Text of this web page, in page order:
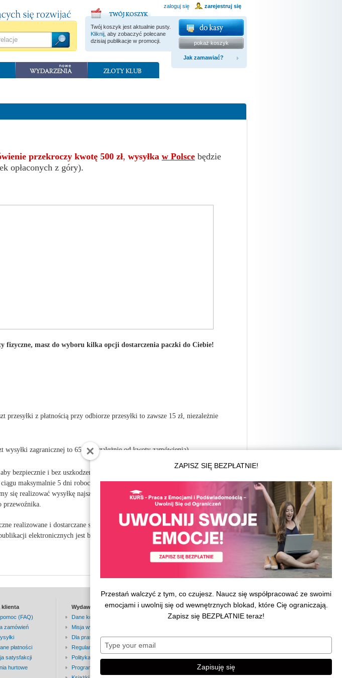
zaloguj się zarejestruj się
Twój koszyk jest aktualnie pusty.
Kliknij , aby zobaczyć polecane
dzisiaj publikacje w promocji.
pokaż koszyk
Jak zamawiać?
Wysyłka za granicę
przekroczy kwotę 500 zł, wysyłka w Polsce będzie
opłaconych z góry).
fizyczne, masz do wyboru kilka opcji dostarczenia paczki do Ciebie!
przesyłki z płatnością przy odbiorze przesyłki to zawsze 15 zł, niezależnie
wysyłki zagranicznej to 65 zł niezależnie od kwoty zamówienia)
bezpiecznie i bez uszkodzeń dotarły pod wskazany adres. Zamówienia na
maksymalnie 5 dni roboczych od otrzymania wpłaty za zamówioną
się realizować wysyłkę najszybciej jak to możliwe (zazwyczaj w ciągu 24-
przewoźnika.
realizowane i dostarczane są w ciągu ok 5-10 minut od otrzymania wpłaty
elektronicznych jest bezpłatna (realizacja zamówienia następuje
klienta
(FAQ)
zamówień
płatności
satysfakcji
hurtowe
Wydawnictwo
Dane kontaktowe
Misja wydawnictwa
Dla prasy
Regulamin serwisu
Polityka prywatności
Program partnerski
Dla autorów
Logowanie dla Autorów
Blog wydawniczy
ZAPISZ SIĘ BEZPŁATNIE!
Przestań walczyć z tym, co czujesz. Naucz się współpracować ze swoimi
emocjami i uwolnij się od wewnętrznych blokad, które Cię ograniczają.
Zapisz się BEZPŁATNIE teraz!
your
email
Zapisuję się